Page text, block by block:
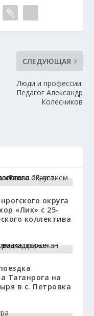
СЛЕДУЮЩАЯ
Люди и профессии.
Педагог Александр
Колесников
округа
«Лик» с 25-
коллектива
Таганрога на
в с. Петровка